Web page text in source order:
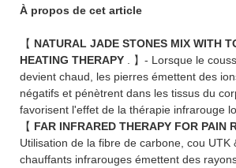
À propos de cet article
【 NATURAL JADE STONES MIX WITH
HEATING THERAPY
. 】- Lorsque le
devient chaud, les pierres émettent des
négatifs et pénètrent dans les tissus du
favorisent l'effet de la thérapie infrarouge
【 FAR INFRARED THERAPY FOR PAIN
Utilisation de la fibre de carbone, cou UTK
chauffants infrarouges émettent des